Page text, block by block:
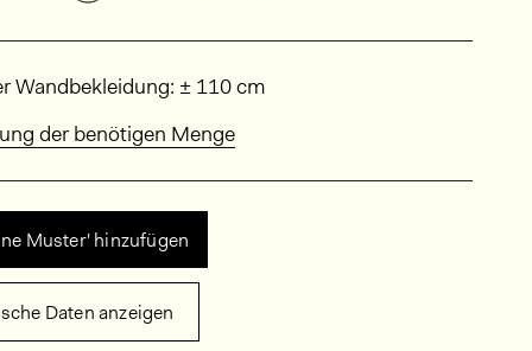
Wandbekleidung: ± 110 cm
der benötigen Menge
Muster' hinzufügen
Daten anzeigen